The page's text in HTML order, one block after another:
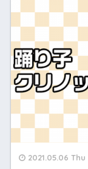
2021.05.06 Thu